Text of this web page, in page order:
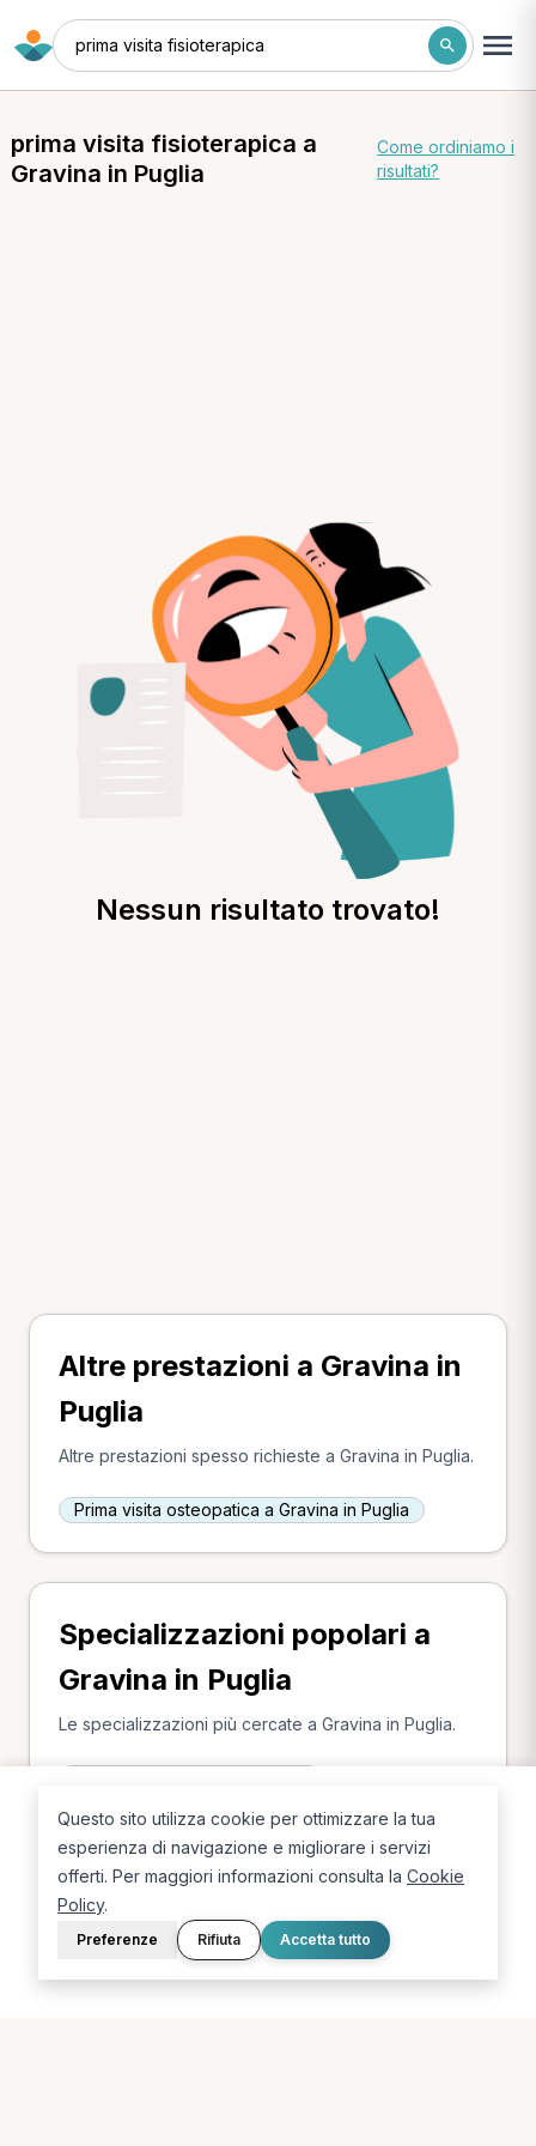
prima visita fisioterapica
prima visita fisioterapica a
Gravina in Puglia
Come ordiniamo i
risultati?
Nessun risultato trovato!
Altre prestazioni a Gravina in
Puglia
Altre prestazioni spesso richieste a Gravina in Puglia.
Prima visita osteopatica a Gravina in Puglia
Specializzazioni popolari a
Gravina in Puglia
Le specializzazioni più cercate a Gravina in Puglia.
Questo sito utilizza cookie per ottimizzare la tua
esperienza di navigazione e migliorare i servizi
offerti. Per maggiori informazioni consulta la Cookie
Policy.
Preferenze Rifiuta Accetta tutto